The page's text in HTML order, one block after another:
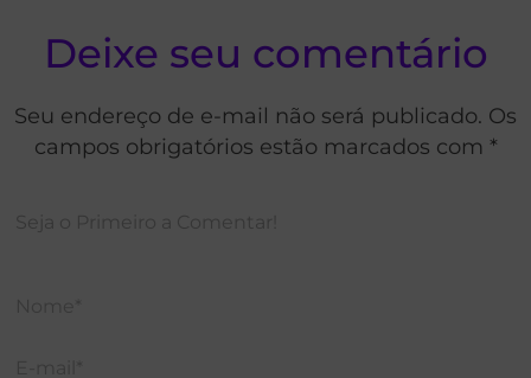
Deixe seu comentário
Seu endereço de e-mail não será publicado. Os
campos obrigatórios estão marcados com *